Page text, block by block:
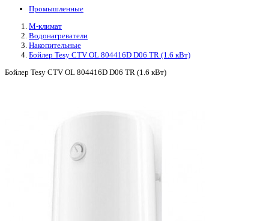
Промышленные
М-климат
Водонагреватели
Накопительные
Бойлер Tesy CTV OL 804416D D06 TR (1.6 кВт)
Бойлер Tesy CTV OL 804416D D06 TR (1.6 кВт)